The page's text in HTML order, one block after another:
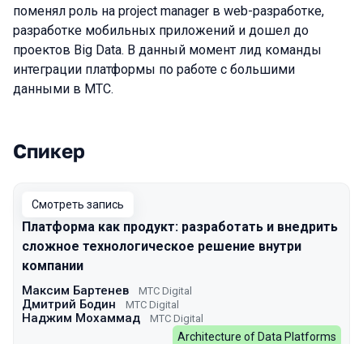
поменял роль на project manager в web-разработке,
разработке мобильных приложений и дошел до
проектов Big Data. В данный момент лид команды
интеграции платформы по работе с большими
данными в МТС.
Выступления в сезоне 2023
Спикер
Смотреть запись
Платформа как продукт: разработать и внедрить
сложное технологическое решение внутри
компании
Максим Бартенев МТС Digital
Дмитрий Бодин МТС Digital
Наджим Мохаммад МТС Digital
Architecture of Data Platforms